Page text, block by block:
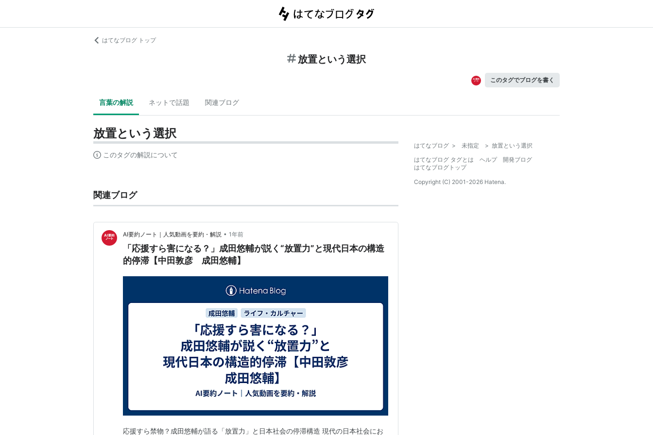
はてなブログ トップ
放置という選択
このタグでブログを書く
言葉の解説 ネットで話題 関連ブログ
放置という選択
このタグの解説について
関連ブログ
AI要約ノート｜人気動画を要約・解説 • 1年前
「応援すら害になる？」成田悠輔が説く“放置力”と現代日本の構造
的停滞【中田敦彦 成田悠輔】
応援すら禁物？成田悠輔が語る「放置力」と日本社会の停滞構造 現代の日本社会にお
はてなブログ > 未指定 > 放置という選択
はてなブログ タグとは
ヘルプ
開発ブログ
はてなブログトップ
Copyright (C) 2001-2026 Hatena.